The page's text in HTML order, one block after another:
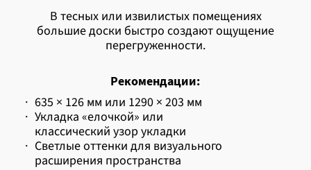
В тесных или извилистых помещениях
большие доски быстро создают ощущение
перегруженности.
Рекомендации:
· 635 × 126 мм или 1290 × 203 мм
· Укладка «елочкой» или
классический узор укладки
· Светлые оттенки для визуального
расширения пространства